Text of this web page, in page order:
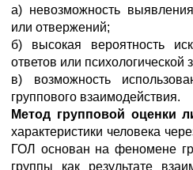
а) невозможность
или отвержений;
б) высокая вероятность
ответов или психологической
в) возможность
группового взаимодействия.
Метод групповой оценки
характеристики человека
ГОЛ основан на феномене
группы как результате